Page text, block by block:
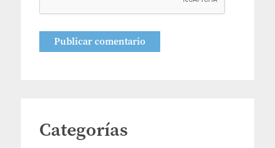
Categorías